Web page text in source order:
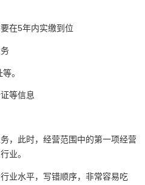
在5年内实缴到位
。
等信息
，此时，经营范围中的第一项经营
业。
业水平，写错顺序，非常容易吃